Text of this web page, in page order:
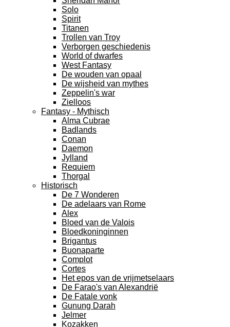
Solo
Spirit
Titanen
Trollen van Troy
Verborgen geschiedenis
World of dwarfes
West Fantasy
De wouden van opaal
De wijsheid van mythes
Zeppelin's war
Zielloos
Fantasy - Mythisch
Alma Cubrae
Badlands
Conan
Daemon
Jylland
Requiem
Thorgal
Historisch
De 7 Wonderen
De adelaars van Rome
Alex
Bloed van de Valois
Bloedkoninginnen
Brigantus
Buonaparte
Complot
Cortes
Het epos van de vrijmetselaars
De Farao's van Alexandrië
De Fatale vonk
Gunung Darah
Jelmer
Kozakken